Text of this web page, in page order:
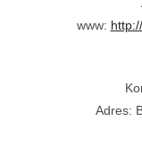
www:
Adres: